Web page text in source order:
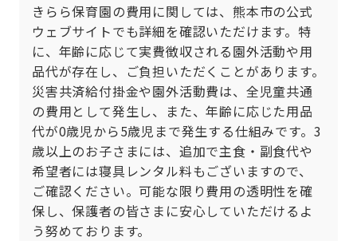
きらら保育園の費用に関しては、熊本市の公式
ウェブサイトでも詳細を確認いただけます。特
に、年齢に応じて実費徴収される園外活動や用
品代が存在し、ご負担いただくことがあります。
災害共済給付掛金や園外活動費は、全児童共通
の費用として発生し、また、年齢に応じた用品
代が0歳児から5歳児まで発生する仕組みです。3
歳以上のお子さまには、追加で主食・副食代や
希望者には寝具レンタル料もございますので、
ご確認ください。可能な限り費用の透明性を確
保し、保護者の皆さまに安心していただけるよ
う努めております。